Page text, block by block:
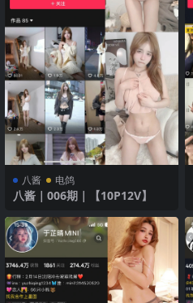
八酱 电鸽
八酱｜006期｜【10P12V】